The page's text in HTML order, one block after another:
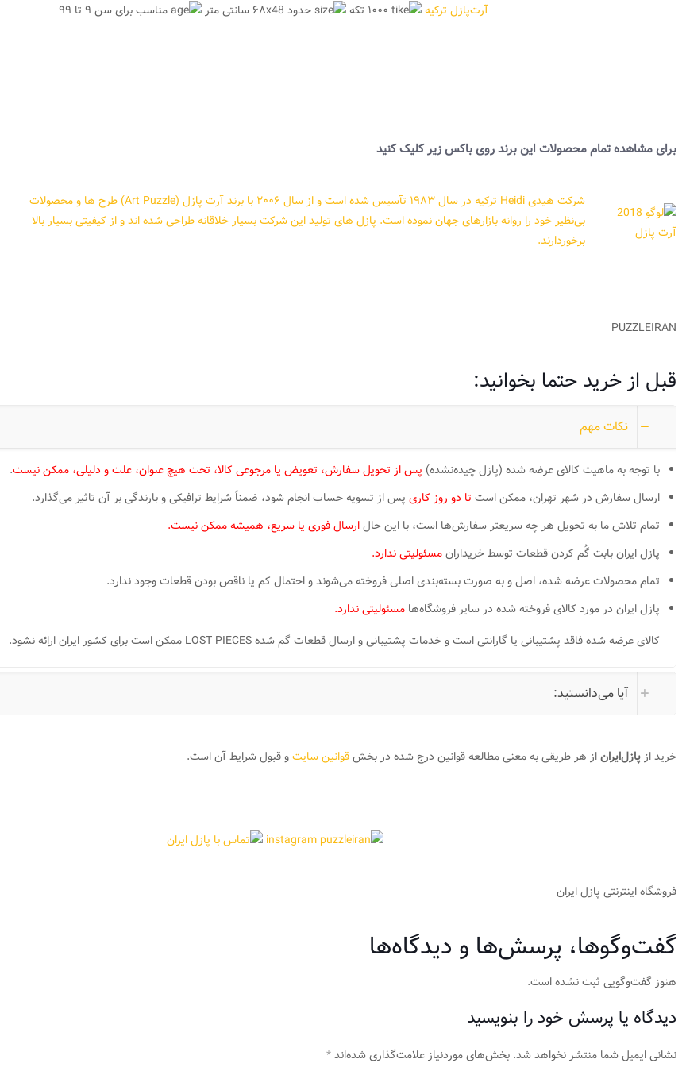
آرت‌پازل ترکیه ۱۰۰۰ تکه حدود ۶۸x48 سانتی متر مناسب برای سن ۹ تا ۹۹
برای مشاهده تمام محصولات این برند روی باکس زیر کلیک کنید
شرکت هیدی Heidi ترکیه در سال ۱۹۸۳ تآسیس شده است و از سال ۲۰۰۶ با برند آرت پازل (Art Puzzle) طرح ها و محصولات
بی‌نظیر خود را روانه بازارهای جهان نموده است. پازل های تولید این شرکت بسیار خلاقانه طراحی شده اند و از کیفیتی بسیار بالا
برخوردارند.
PUZZLEIRAN
قبل از خرید حتما بخوانید:
نکات مهم
با توجه به ماهیت کالای عرضه شده (پازل چیده‌نشده) پس از تحویل سفارش، تعویض یا مرجوعی کالا، تحت هیچ عنوان، علت و دلیلی، ممکن نیست.
ارسال سفارش در شهر تهران، ممکن است تا دو روز کاری پس از تسویه حساب انجام شود، ضمناً شرایط ترافیکی و بارندگی بر آن تاثیر می‌گذارد.
تمام تلاش ما به تحویل هر چه سریعتر سفارش‌ها است، با این حالارسال فوری یا سریع، همیشه ممکن نیست.
پازل ایران بابت گُم کردن قطعات توسط خریدارانمسئولیتی ندارد.
تمام محصولات عرضه شده، اصل و به صورت بسته‌بندی اصلی فروخته می‌شوند و احتمال کم یا ناقص بودن قطعات وجود ندارد.
پازل ایران در مورد کالای فروخته شده در سایر فروشگاه‌ها مسئولیتی ندارد.
کالای عرضه شده فاقد پشتیبانی یا گارانتی است و خدمات پشتیبانی و ارسال قطعات گم شده LOST PIECES ممکن است برای کشور ایران ارائه نشود.
آیا می‌دانستید:
خرید از پازل‌ایراناز هر طریقی به معنی مطالعه قوانین درج شده در بخشقوانین سایتو قبول شرایط آن است.
فروشگاه اینترنتی پازل ایران
گفت‌وگوها، پرسش‌ها و دیدگاه‌ها
هنوز گفت‌وگویی ثبت نشده است.
دیدگاه یا پرسش خود را بنویسید
نشانی ایمیل شما منتشر نخواهد شد. بخش‌های موردنیاز علامت‌گذاری شده‌اند*